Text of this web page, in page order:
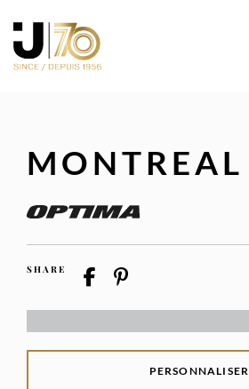
MONTREAL
SHARE
PERSONNALISER